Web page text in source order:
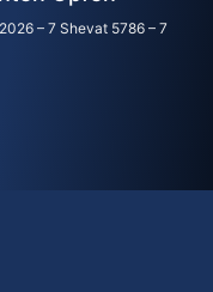
– 7 Shevat 5786 – 7